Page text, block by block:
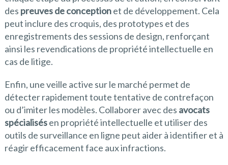
des preuves de conceptionet de développement. Cela
peut inclure des croquis, des prototypes et des
enregistrements des sessions de design, renforçant
ainsi les revendications de propriété intellectuelle en
cas de litige.
Enfin, une veille active sur le marché permet de
détecter rapidement toute tentative de contrefaçon
ou d’imiter les modèles. Collaborer avec des avocats
spécialisésen propriété intellectuelle et utiliser des
outils de surveillance en ligne peut aider à identifier et à
réagir efficacement face aux infractions.